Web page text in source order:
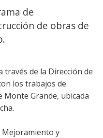
de
de obras de
través de la Dirección de
los trabajos de
Monte Grande, ubicada
Mejoramiento y